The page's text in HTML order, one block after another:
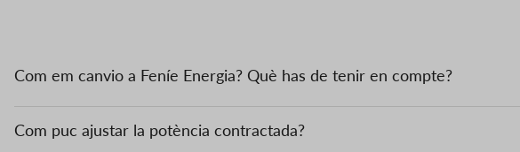
Com em canvio a Feníe Energia? Què has de tenir en compte?
Com puc ajustar la potència contractada?